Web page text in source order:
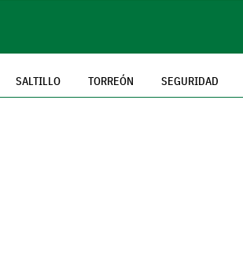
SALTILLO TORREÓN SEGURIDAD